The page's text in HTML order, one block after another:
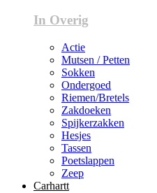
In Overig
Actie
Mutsen / Petten
Sokken
Ondergoed
Riemen/Bretels
Zakdoeken
Spijkerzakken
Hesjes
Tassen
Poetslappen
Zeep
Carhartt